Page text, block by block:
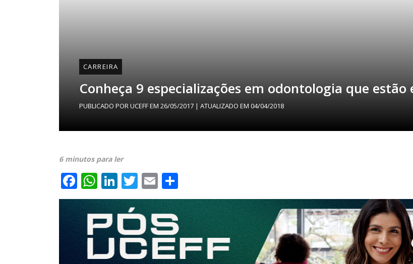
CARREIRA
Conheça 9 especializações em odontologia que estão
PUBLICADO PORUCEFFEM 26/05/2017 | ATUALIZADO EM 04/04/2018
6 minutos para ler
Facebook
WhatsApp
LinkedIn
Twitter
Email